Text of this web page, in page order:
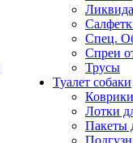
Спец.
Спреи
Трусы
Туалет собаки
Коврики
Лотки
Пакеты